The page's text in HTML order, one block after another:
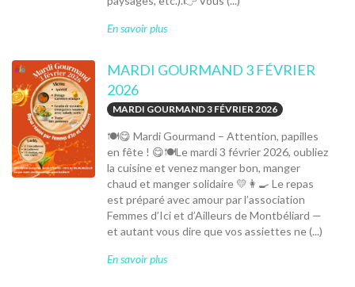
En savoir plus
MARDI GOURMAND 3 FÉVRIER
2026
MARDI GOURMAND 3 FÉVRIER 2026
🍽️😋 Mardi Gourmand – Attention, papilles
en fête ! 😋🍽️Le mardi 3 février 2026, oubliez
la cuisine et venez manger bon, manger
chaud et manger solidaire 💛👩‍🍳 Le repas
est préparé avec amour par l’association
Femmes d’Ici et d’Ailleurs de Montbéliard —
et autant vous dire que vos assiettes ne (...)
En savoir plus